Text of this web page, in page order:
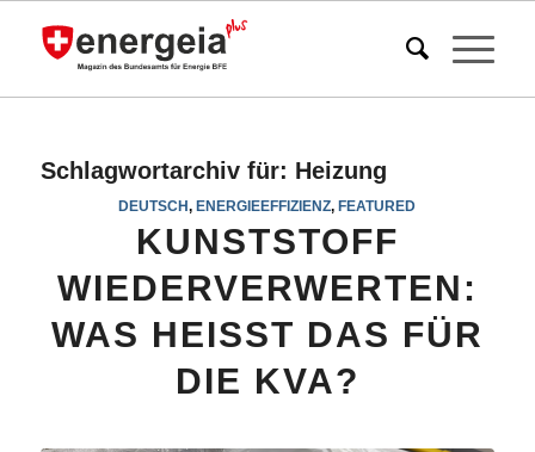
Schlagwortarchiv für: Heizung
DEUTSCH,ENERGIEEFFIZIENZ,FEATURED
KUNSTSTOFF
WIEDERVERWERTEN:
WAS HEISST DAS FÜR
DIE KVA?